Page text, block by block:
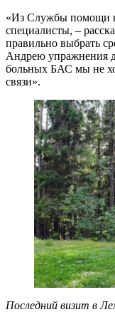
«Из Службы помощи
специалисты, –
правильно выбрать
Андрею упражнения
больных БАС мы не
связи».
Последний визит в